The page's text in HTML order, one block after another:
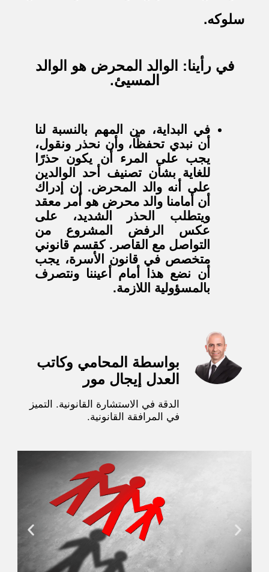
سلوكه.
في رأينا: الوالد المحرض هو الوالد
المسيئ.
في البداية، من المهم بالنسبة لنا
أن نبدي تحفظًا، وأن نحذر ونقول،
يجب على المرء أن يكون حذرًا
للغاية بشأن تصنيف أحد الوالدين
على أنه والد المحرض. إن إدراك
أن أمامنا والد محرض هو أمر معقد
ويتطلب الحذر الشديد، على
عكس الرفض المشروع من
التواصل مع القاصر. كقسم قانوني
متخصص في قانون الأسرة، يجب
أن نضع هذا أمام أعيننا ونتصرف
بالمسؤولية اللازمة.
بواسطة المحامي وكاتب
العدل إيجال مور
الدقة في الاستشارة القانونية. التميز
في المرافقة القانونية.